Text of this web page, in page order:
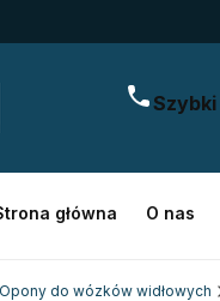
główna O nas
Opony do wózków widłowych